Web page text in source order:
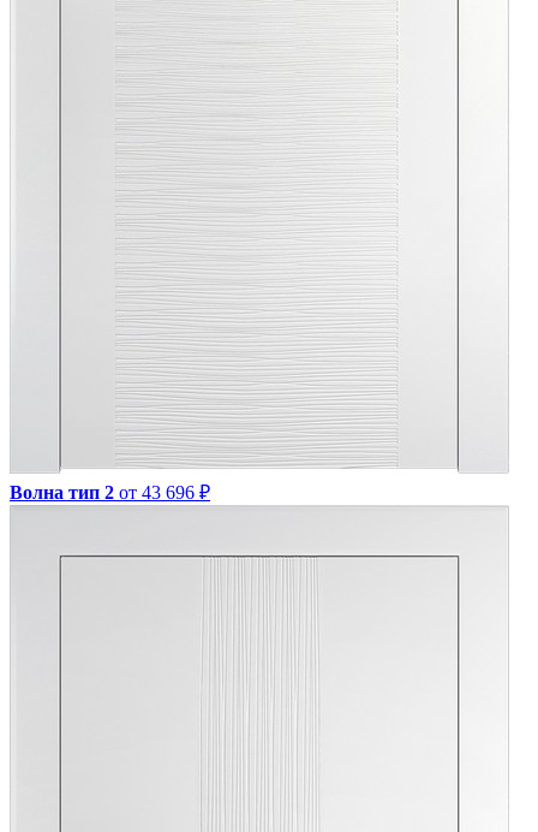
Волна тип 2 от 43 696 ₽